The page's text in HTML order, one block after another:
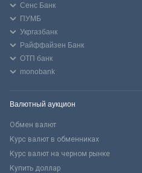
Сенс Банк
ПУМБ
Укргазбанк
Райффайзен Банк
ОТП банк
monobank
Валютный аукцион
Обмен валют
Курс валют в обменниках
Курс валют на черном рынке
Купить доллар